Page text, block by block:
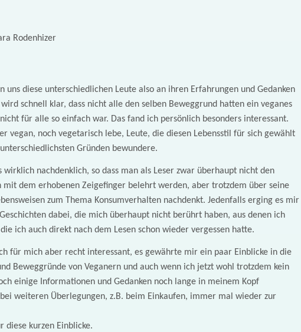
Rodenhizer
uns diese unterschiedlichen Leute also an ihren Erfahrungen und Gedanken
schnell klar, dass nicht alle den selben Beweggrund hatten ein veganes
für alle so einfach war. Das fand ich persönlich besonders interessant.
vegan, noch vegetarisch lebe, Leute, die diesen Lebensstil für sich gewählt
Gründen bewundere.
wirklich nachdenklich, so dass man als Leser zwar überhaupt nicht den
mit dem erhobenen Zeigefinger belehrt werden, aber trotzdem über seine
zum Thema Konsumverhalten nachdenkt. Jedenfalls erging es mir
dabei, die mich überhaupt nicht berührt haben, aus denen ich
ich auch direkt nach dem Lesen schon wieder vergessen hatte.
für mich aber recht interessant, es gewährte mir ein paar Einblicke in die
Beweggründe von Veganern und auch wenn ich jetzt wohl trotzdem kein
einige Informationen und Gedanken noch lange in meinem Kopf
weiteren Überlegungen, z.B. beim Einkaufen, immer mal wieder zur
diese kurzen Einblicke.